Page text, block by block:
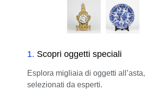
1. Scopri oggetti speciali
Esplora migliaia di oggetti all’asta,
selezionati da esperti.